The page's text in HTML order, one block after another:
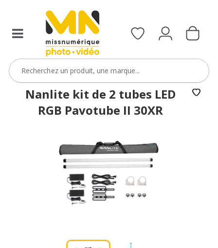
Nanlite kit de 2 tubes LED
RGB Pavotube II 30XR